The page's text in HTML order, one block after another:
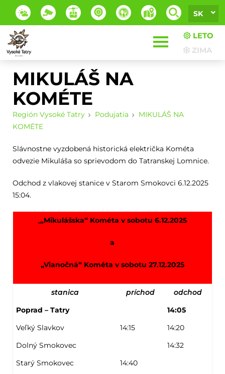
SK
LETO
ZIMA
MIKULÁŠ NA
KOMÉTE
Región Vysoké Tatry Podujatia
MIKULÁŠ NA
KOMÉTE
Slávnostne vyzdobená historická električka Kométa
odvezie Mikuláša so sprievodom do Tatranskej Lomnice.
Odchod z vlakovej stanice v Starom Smokovci 6.12.2025
15:04.
„„Mikulášska“ Kométa v sobotu 6.12.2025
a
„Vianočná“ Kométa v sobotu 27.12.2025
stanica príchod
odchod
Poprad – Tatry
14:05
Veľký Slavkov
14:15
14:20
Dolný Smokovec
14:32
Starý Smokovec
14:40